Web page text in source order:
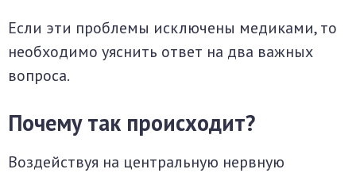
Если эти проблемы исключены медиками, то
необходимо уяснить ответ на два важных
вопроса.
Почему так происходит?
Воздействуя на центральную нервную